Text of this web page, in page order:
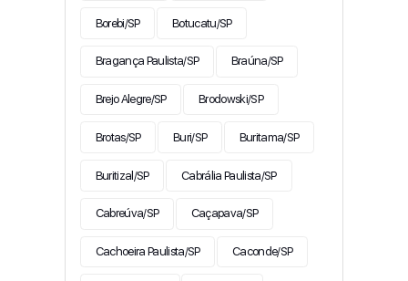
Borebi/SP Botucatu/SP
Bragança Paulista/SP Braúna/SP
Brejo Alegre/SP Brodowski/SP
Brotas/SP Buri/SP Buritama/SP
Buritizal/SP Cabrália Paulista/SP
Cabreúva/SP Caçapava/SP
Cachoeira Paulista/SP Caconde/SP